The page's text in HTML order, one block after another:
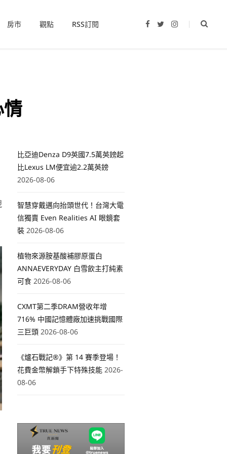
房市 觀點 RSS訂閱
I
比亞迪Denza D9英國7.5萬英鎊起
比Lexus LM便宜逾2.2萬英鎊
2026-08-06
智慧穿戴邁向抬頭世代！台灣大電
信獨賣 Even Realities AI 眼鏡套
裝 2026-08-06
植物來源胺基酸補膠原蛋白
ANNAEVERYDAY 白雪飲主打純素
可食 2026-08-06
CXMT第二季DRAM營收年增
716% 中國記憶體廠加速挑戰國際
三巨頭 2026-08-06
《爐石戰記®》第 14 賽季登場！
花費金幣解鎖手下特殊技能 2026-
08-06